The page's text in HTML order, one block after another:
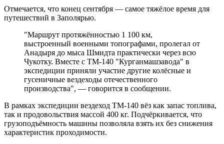
Отмечается, что конец сентября — самое тяжёлое время для
путешествий в Заполярью.
"Маршрут протяжённостью 1 100 км,
выстроенный военными топографами, пролегал от
Анадыря до мыса Шмидта практически через всю
Чукотку. Вместе с ТМ-140 "Курганмашзавода" в
экспедиции приняли участие другие колёсные и
гусеничные вездеходы отечественного
производства", — говорится в сообщении.
В рамках экспедиции вездеход ТМ-140 вёз как запас топлива,
так и продовольствия массой 400 кг. Подчёркивается, что
грузоподъёмность машины позволяла взять их без снижения
характеристик проходимости.